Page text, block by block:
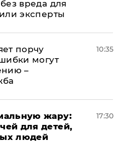
вреда для
эксперты
порчу
могут
–
10:35
жару:
для детей,
людей
17:30